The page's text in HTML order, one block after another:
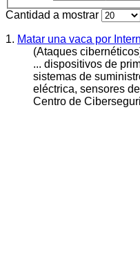
Cantidad a mostrar
1. Matar una vaca por
(Ataques
... dispositivos de
sistemas de
eléctrica, sensores
Centro de